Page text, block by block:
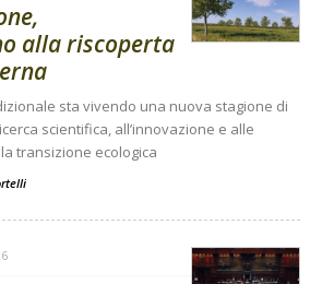
alla riscoperta
sta vivendo una nuova stagione di
scientifica, all’innovazione e alle
transizione ecologica